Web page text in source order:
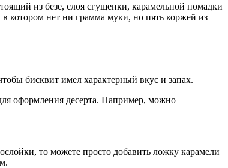
из безе, слоя сгущенки, карамельной помадки
котором нет ни грамма муки, но пять коржей из
бисквит имел характерный вкус и запах.
оформления десерта. Например, можно
то можете просто добавить ложку карамели